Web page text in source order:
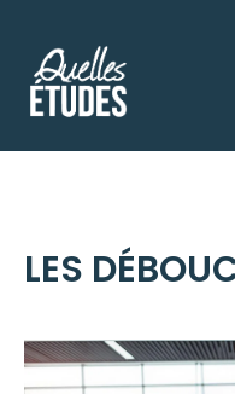
contenu
LES